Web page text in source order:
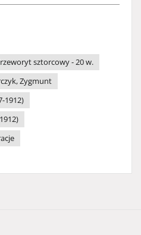
sztorcowy - 20 w.
Zygmunt
1912)